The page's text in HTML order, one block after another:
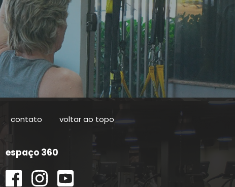
contato voltar ao topo
espaço 360